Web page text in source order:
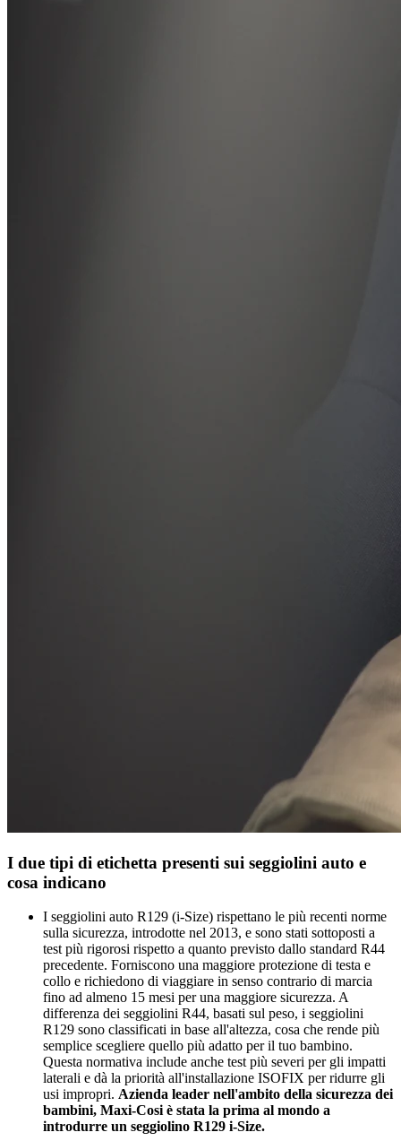
I due tipi di etichetta presenti sui seggiolini auto e
cosa indicano
I seggiolini auto R129 (i-Size) rispettano le più recenti norme
sulla sicurezza, introdotte nel 2013, e sono stati sottoposti a
test più rigorosi rispetto a quanto previsto dallo standard R44
precedente. Forniscono una maggiore protezione di testa e
collo e richiedono di viaggiare in senso contrario di marcia
fino ad almeno 15 mesi per una maggiore sicurezza. A
differenza dei seggiolini R44, basati sul peso, i seggiolini
R129 sono classificati in base all'altezza, cosa che rende più
semplice scegliere quello più adatto per il tuo bambino.
Questa normativa include anche test più severi per gli impatti
laterali e dà la priorità all'installazione ISOFIX per ridurre gli
usi impropri. Azienda leader nell'ambito della sicurezza dei
bambini, Maxi-Cosi è stata la prima al mondo a
introdurre un seggiolino R129 i-Size.